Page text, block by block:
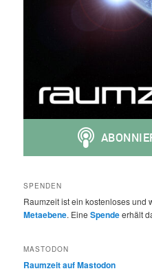
SPENDEN
Raumzeit ist ein kostenloses und
Metaebene. EineSpendeerhält
MASTODON
Raumzeit auf Mastodon